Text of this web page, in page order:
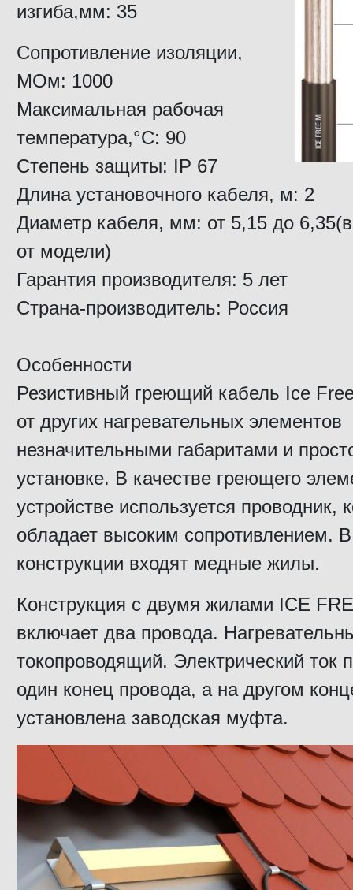
изгиба,мм: 35
Сопротивление изоляции,
МОм: 1000
Максимальная рабочая
температура,°C: 90
Степень защиты: IP 67
Длина установочного кабеля, м: 2
Диаметр кабеля, мм: от 5,15 до
от модели)
Гарантия производителя: 5 лет
Страна-производитель: Россия
Особенности
Резистивный греющий кабель Ice
от других нагревательных элементов
незначительными габаритами и
установке. В качестве греющего
устройстве используется проводник,
обладает высоким сопротивлением. В
конструкции входят медные жилы.
Конструкция с двумя жилами ICE
включает два провода.
токопроводящий. Электрический ток
один конец провода, а на другом
установлена заводская муфта.